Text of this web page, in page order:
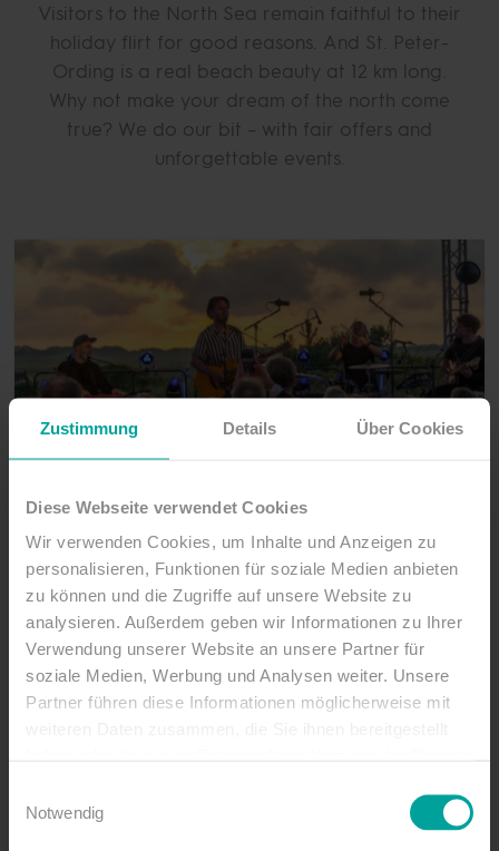
Zustimmung Details Über Cookies
Diese Webseite verwendet Cookies
Wir verwenden Cookies, um Inhalte und Anzeigen zu
personalisieren, Funktionen für soziale Medien anbieten
zu können und die Zugriffe auf unsere Website zu
analysieren. Außerdem geben wir Informationen zu Ihrer
Verwendung unserer Website an unsere Partner für
soziale Medien, Werbung und Analysen weiter. Unsere
Partner führen diese Informationen möglicherweise mit
Notwendig
Visitors to the North Sea remain faithful to their
holiday flirt for good reasons. And St. Peter-
Ording is a real beach beauty at 12 km long.
Why not make your dream of the north come
true? We do our bit – with fair offers and
unforgettable events.
Event calendar
What’s happening in St. Peter-Ording? Quite a
bit, of course! Events take place in and
around the…